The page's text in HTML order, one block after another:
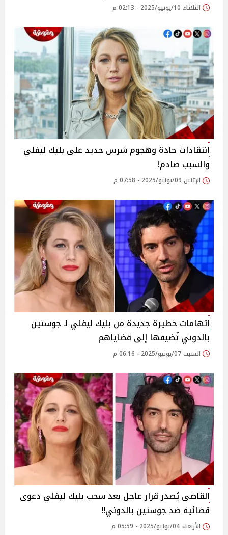
الثلاثاء 10/يونيو/2025 - 02:13 م
انتقادات حادة وهجوم شرس جديد على بليك ليفلي
والسبب صادم!
الإثنين 09/يونيو/2025 - 07:58 م
اتهامات خطيرة جديدة من بليك ليفلي لـ جوستين
بالدوني تُضيفها إلى قضاياهم
السبت 07/يونيو/2025 - 06:16 م
القاضي يُصدر قرار عاجل بعد سحب بليك ليفلي دعوى
قضائية ضد جوستين بالدوني!!
الأربعاء 04/يونيو/2025 - 05:59 م